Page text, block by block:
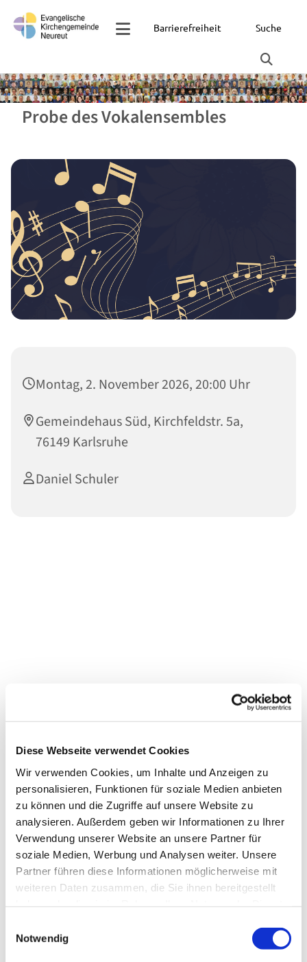
Diese Webseite verwendet Cookies
Wir verwenden Cookies, um Inhalte und Anzeigen zu
personalisieren, Funktionen für soziale Medien anbieten
zu können und die Zugriffe auf unsere Website zu
analysieren. Außerdem geben wir Informationen zu Ihrer
Verwendung unserer Website an unsere Partner für
soziale Medien, Werbung und Analysen weiter. Unsere
Partner führen diese Informationen möglicherweise mit
weiteren Daten zusammen, die Sie ihnen bereitgestellt
Notwendig
Barrierefreiheit Suche
Probe des Vokalensembles
Montag, 2. November 2026, 20:00 Uhr
Gemeindehaus Süd, Kirchfeldstr. 5a,
76149 Karlsruhe
Daniel Schuler
Dies könnte Sie auch interessieren